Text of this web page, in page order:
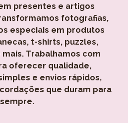
presentes e artigos
fotografias,
especiais em produtos
t-shirts, puzzles,
Trabalhamos com
oferecer qualidade,
e envios rápidos,
que duram para
sempre.